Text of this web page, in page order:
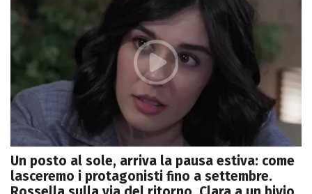
Un posto al sole, arriva la pausa estiva: come
lasceremo i protagonisti fino a settembre.